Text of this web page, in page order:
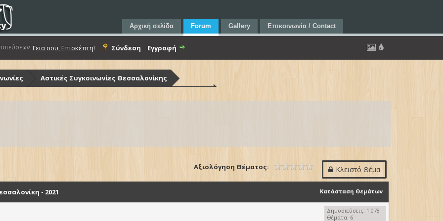
Αρχική σελίδα Forum Gallery Επικοινωνία / Contact
Γεια σου, Επισκέπτη! Σύνδεση Εγγραφή
Αστικές Συγκοινωνίες Θεσσαλονίκης
(Ο.Α.Σ.Θ.)
Κλειστό Θέμα
Αξιολόγηση Θέματος:
Κατάσταση Θεμάτων
- 2021
Δημοσιεύσεις: 1.078
Θέματα: 6